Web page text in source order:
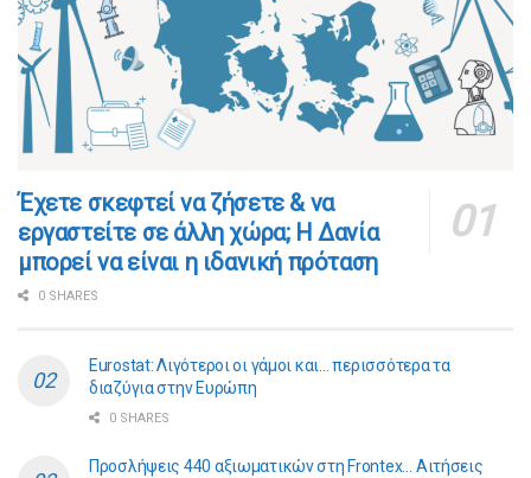
​​Έχετε σκεφτεί να ζήσετε & να
εργαστείτε σε άλλη χώρα; Η Δανία
μπορεί να είναι η ιδανική πρόταση
0 SHARES
Eurostat: Λιγότεροι οι γάμοι και… περισσότερα τα
διαζύγια στην Ευρώπη
0 SHARES
Προσλήψεις 440 αξιωματικών στη Frontex… Αιτήσεις